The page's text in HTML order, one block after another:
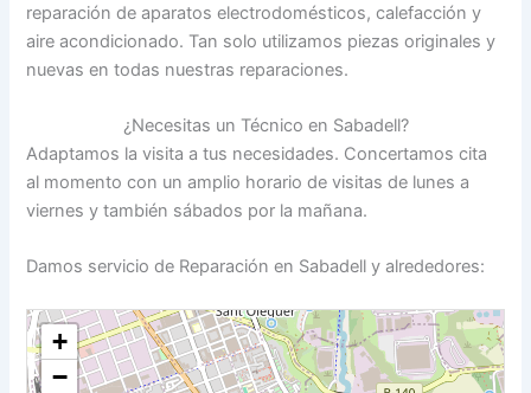
reparación de aparatos electrodomésticos, calefacción y
aire acondicionado. Tan solo utilizamos piezas originales y
nuevas en todas nuestras reparaciones.
¿Necesitas un Técnico en Sabadell?
Adaptamos la visita a tus necesidades. Concertamos cita
al momento con un amplio horario de visitas de lunes a
viernes y también sábados por la mañana.
Damos servicio de Reparación en Sabadell y alrededores:
+
−